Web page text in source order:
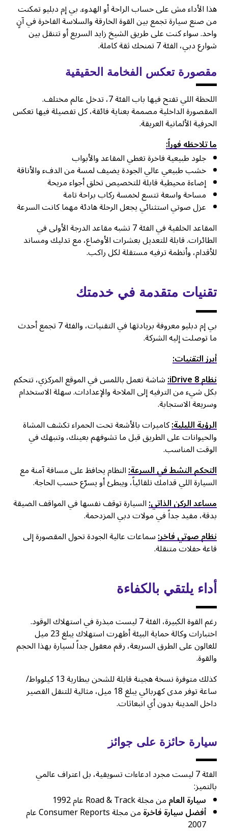
هذا الأداء مش على حساب الراحة أو الهدوء. بي إم دبليو تمكنت
من صنع سيارة تجمع بين القوة الخارقة والسلاسة الفاخرة في آنٍ
واحد. سواء كنت على طريق الشيخ زايد السريع أو تتنقل بين
شوارع دبي، الفئة 7 تمنحك ثقة كاملة.
مقصورة تعكس الفخامة الحقيقية
اللحظة اللي تفتح فيها باب الفئة 7، تدخل عالم مختلف.
المقصورة الداخلية مصممة بعناية فائقة، كل تفصيلة فيها تعكس
الحرفية الألمانية العريقة.
ما تلاحظه فوراً:
جلود طبيعية فاخرة تغطي المقاعد والأبواب
خشب طبيعي عالي الجودة يضيف لمسة من الدفء والأناقة
إضاءة محيطية قابلة للتخصيص تخلق أجواء مريحة
مساحة واسعة تتسع لخمسة ركاب براحة تامة
عزل صوتي استثنائي يجعل الرحلة هادئة مهما كانت السرعة
المقاعد الخلفية في الفئة 7 تشبه مقاعد الدرجة الأولى في
الطائرات. قابلة للتعديل بعشرات الأوضاع، مع تدليك ومساند
للأقدام، وأنظمة ترفيه مستقلة لكل راكب.
تقنيات متقدمة في خدمتك
بي إم دبليو معروفة بريادتها في التقنيات، والفئة 7 تجمع أحدث
ما توصلت إليه الشركة.
أبرز التقنيات:
نظام iDrive 8:
شاشة تعمل باللمس في الموقع المركزي، تتحكم
بكل شيء من الترفيه إلى الملاحة والإعدادات. سهلة الاستخدام
وسريعة الاستجابة.
الرؤية الليلية:كاميرات بالأشعة تحت الحمراء تكشف المشاة
والحيوانات على الطريق قبل ما تشوفهم بعينك، وتنبهك في
الوقت المناسب.
التحكم النشط في السرعة:النظام يحافظ على مسافة آمنة مع
السيارة اللي قدامك تلقائياً، ويبطئ أو يسرّع حسب الحاجة.
مساعد الركن الذاتي:السيارة توقف نفسها في المواقف الضيقة
بدقة، مفيد جداً في مولات دبي المزدحمة.
نظام صوتي فاخر:سماعات عالية الجودة تحول المقصورة إلى
قاعة حفلات متنقلة.
أداء يلتقي بالكفاءة
رغم القوة الكبيرة، الفئة 7 ليست مبذرة في استهلاك الوقود.
اختبارات وكالة حماية البيئة أظهرت استهلاك يبلغ 23 ميل
للغالون على الطرق السريعة، رقم معقول جداً لسيارة بهذا الحجم
والقوة.
كذلك متوفرة نسخة هجينة قابلة للشحن ببطارية 13 كيلوواط/
ساعة توفر مدى كهربائي يبلغ 18 ميل، مثالية للتنقل القصير
داخل المدينة بدون أي انبعاثات.
سيارة حائزة على جوائز
الفئة 7 ليست مجرد ادعاءات تسويقية، بل اعتراف عالمي
بالتميز:
سيارة العاممن مجلة Road & Track عام 1992
أفضل سيارة فاخرة من مجلة Consumer Reports عام
2007